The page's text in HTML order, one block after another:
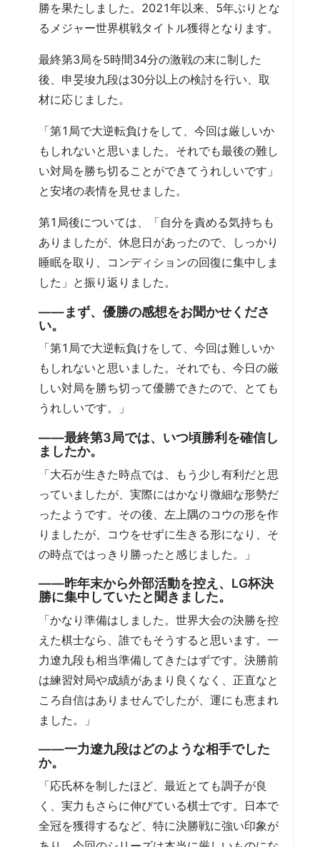
勝を果たしました。2021年以来、5年ぶりとな
るメジャー世界棋戦タイトル獲得となります。
最終第3局を5時間34分の激戦の末に制した
後、申旻埈九段は30分以上の検討を行い、取
材に応じました。
「第1局で大逆転負けをして、今回は厳しいか
もしれないと思いました。それでも最後の難し
い対局を勝ち切ることができてうれしいです」
と安堵の表情を見せました。
第1局後については、「自分を責める気持ちも
ありましたが、休息日があったので、しっかり
睡眠を取り、コンディションの回復に集中しま
した」と振り返りました。
――まず、優勝の感想をお聞かせくださ
い。
「第1局で大逆転負けをして、今回は難しいか
もしれないと思いました。それでも、今日の厳
しい対局を勝ち切って優勝できたので、とても
うれしいです。」
――最終第3局では、いつ頃勝利を確信し
ましたか。
「大石が生きた時点では、もう少し有利だと思
っていましたが、実際にはかなり微細な形勢だ
ったようです。その後、左上隅のコウの形を作
りましたが、コウをせずに生きる形になり、そ
の時点ではっきり勝ったと感じました。」
――昨年末から外部活動を控え、LG杯決
勝に集中していたと聞きました。
「かなり準備はしました。世界大会の決勝を控
えた棋士なら、誰でもそうすると思います。一
力遼九段も相当準備してきたはずです。決勝前
は練習対局や成績があまり良くなく、正直なと
ころ自信はありませんでしたが、運にも恵まれ
ました。」
――一力遼九段はどのような相手でした
か。
「応氏杯を制したほど、最近とても調子が良
く、実力もさらに伸びている棋士です。日本で
全冠を獲得するなど、特に決勝戦に強い印象が